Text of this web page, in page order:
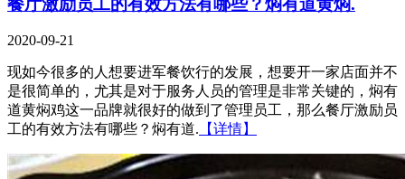
2020-09-21
现如今很多的人想要进军餐饮行的发展，想要开一家店面并不
是很简单的，尤其是对于服务人员的管理是非常关键的，焖有
道黄焖鸡这一品牌就很好的做到了管理员工，那么餐厅激励员
工的有效方法有哪些？焖有道. 【详情】